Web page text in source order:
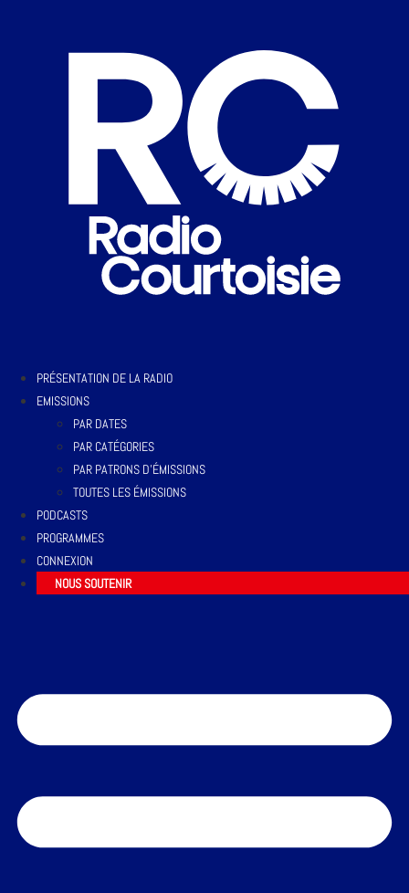
PRÉSENTATION DE LA RADIO
EMISSIONS
PAR DATES
PAR CATÉGORIES
PAR PATRONS D’ÉMISSIONS
TOUTES LES ÉMISSIONS
PODCASTS
PROGRAMMES
CONNEXION
NOUS SOUTENIR